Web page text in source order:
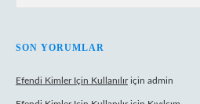
SON YORUMLAR
Efendi Kimler Için Kullanılıriçin admin